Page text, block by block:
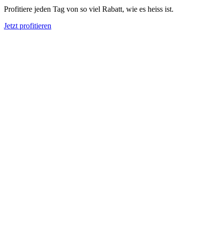
Profitiere jeden Tag von so viel Rabatt, wie es heiss ist.
Jetzt profitieren